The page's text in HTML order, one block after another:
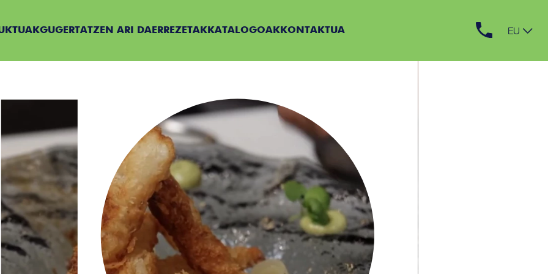
GUGERTATZEN ARI DA ERREZETAK KATALOGOAK KONTAKTUA EU